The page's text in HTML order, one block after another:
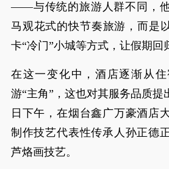
——与传统的旅游人群不同，
马观花式的快节奏旅游，而是
卡“冷门”小城等方式，让假期回
在这一变化中，酒店逐渐从
游“主角”，这也对其服务品质提
日下午，在烟台鑫广万豪酒店
制作技艺代表性传承人孙正德
芦烙画技艺。